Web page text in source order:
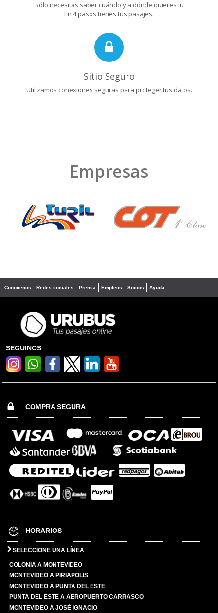
Sólo necesitas saber cuándo y a dónde quieres ir.
En 4 pasos tienes tus pasajes.
Sitio Seguro
Utilizamos conexiones seguras para proteger tus datos.
Empresas
❮ ❯
Conocenos Redes sociales Prensa Empleos Socios Ayuda
SEGUINOS
COMPRA SEGURA
HORARIOS
SELECCIONE UNA LÍNEA
COLONIA A MONTEVIDEO
MONTEVIDEO A PIRIÁPOLIS
MONTEVIDEO A PUNTA DEL ESTE
PUNTA DEL ESTE A AEROPUERTO CARRASCO
MONTEVIDEO A JOSÉ IGNACIO